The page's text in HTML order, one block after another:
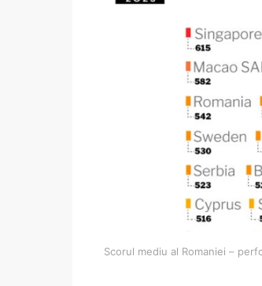
Scorul mediu al Romaniei –